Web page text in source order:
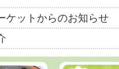
ケットからのお知らせ